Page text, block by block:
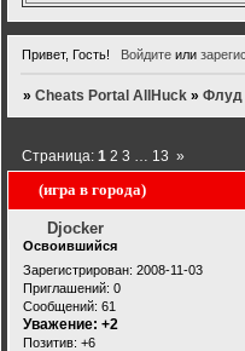
Привет, Гость! Войдитеили
»Cheats Portal AllHuck »Флуд
(игра в города)
Страница:1 2 3 … 13 »
Djocker
Освоившийся
Зарегистрирован: 2008-11-03
Приглашений: 0
Сообщений: 61
Уважение: +2
Позитив: +6